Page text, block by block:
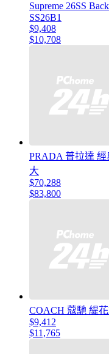
Supreme 26SS
SS26B1
$9,408
$10,708
PRADA 普拉達
大
$70,288
$83,800
COACH 蔻馳 緹
$9,412
$11,765